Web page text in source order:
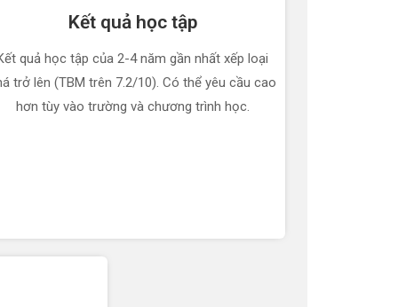
Kết quả học tập
quả học tập của 2-4 năm gần nhất xếp loại
trở lên (TBM trên 7.2/10). Có thể yêu cầu cao
hơn tùy vào trường và chương trình học.